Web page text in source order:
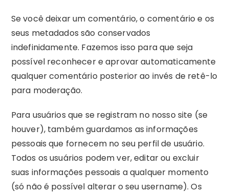
Se você deixar um comentário, o comentário e os
seus metadados são conservados
indefinidamente. Fazemos isso para que seja
possível reconhecer e aprovar automaticamente
qualquer comentário posterior ao invés de retê-lo
para moderação.
Para usuários que se registram no nosso site (se
houver), também guardamos as informações
pessoais que fornecem no seu perfil de usuário.
Todos os usuários podem ver, editar ou excluir
suas informações pessoais a qualquer momento
(só não é possível alterar o seu username). Os